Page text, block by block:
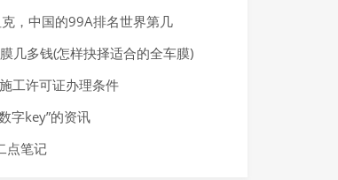
，中国的99A排名世界第几
几多钱(怎样抉择适合的全车膜)
工许可证办理条件
字key”的资讯
点笔记